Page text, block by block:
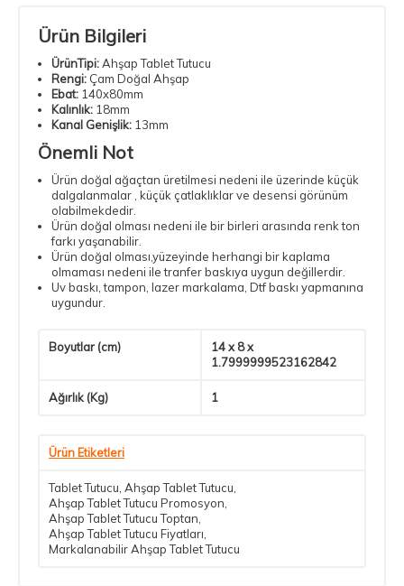
Ürün Bilgileri
ÜrünTipi:Ahşap Tablet Tutucu
Rengi: Çam Doğal Ahşap
Ebat: 140x80mm
Kalınlık: 18mm
Kanal Genişlik: 13mm
Önemli Not
Ürün doğal ağaçtan üretilmesi nedeni ile üzerinde küçük
dalgalanmalar , küçük çatlaklıklar ve desensi görünüm
olabilmekdedir.
Ürün doğal olması nedeni ile bir birleri arasında renk ton
farkı yaşanabilir.
Ürün doğal olması,yüzeyinde herhangi bir kaplama
olmaması nedeni ile tranfer baskıya uygun değillerdir.
Uv baskı, tampon, lazer markalama, Dtf baskı yapmanına
uygundur.
Boyutlar (cm)
14 x 8 x
1.7999999523162842
Ağırlık (Kg) 1
Ürün Etiketleri
Tablet Tutucu Ahşap Tablet Tutucu
Ahşap Tablet Tutucu Promosyon
Ahşap Tablet Tutucu Toptan
Ahşap Tablet Tutucu Fiyatları
Markalanabilir Ahşap Tablet Tutucu